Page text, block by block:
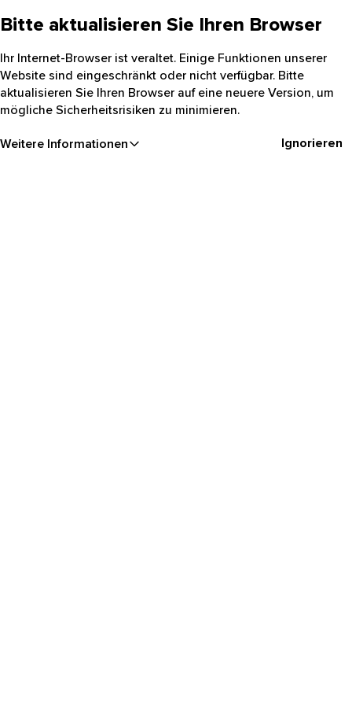
Bitte aktualisieren Sie Ihren Browser
Ihr Internet-Browser ist veraltet. Einige Funktionen unserer
Website sind eingeschränkt oder nicht verfügbar. Bitte
aktualisieren Sie Ihren Browser auf eine neuere Version, um
mögliche Sicherheitsrisiken zu minimieren.
Weitere Informationen Ignorieren